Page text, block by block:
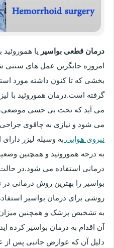
درمان قطعی بواسیر یا هموروئید
امروزه جایگزین عمل های سنتی
بخشی که تا کنون داشته مورد
گرفته است.درمان هموروئید با
می آید که تحت بی حسی
می شود و نیازی به چاقوی
نیروی هوایی به وسیله لیزر
به درجه هموروئید و همچنین
درمانی استفاده می شود.در
بواسیر را بهترین روش درمانی
روشی برای درمان بواسیر
به تشخیص پزشک و همچنین میزان
آن اقدام به درمان بواسیر کرده
دلیل آن که عوارض جانبی پس از